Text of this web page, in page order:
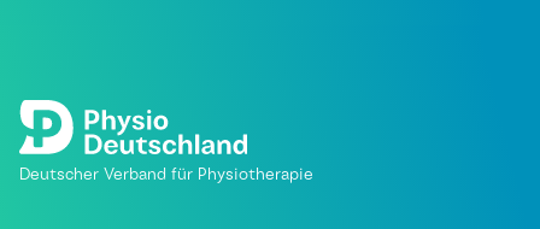
Deutscher Verband für Physiotherapie